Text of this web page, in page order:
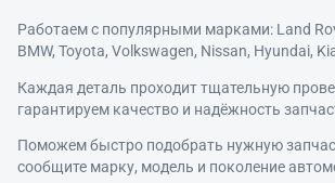
Работаем с популярными марками: Land
BMW, Toyota, Volkswagen, Nissan, Hyundai,
Каждая деталь проходит тщательную
гарантируем качество и надёжность
Поможем быстро подобрать нужную
сообщите марку, модель и поколение